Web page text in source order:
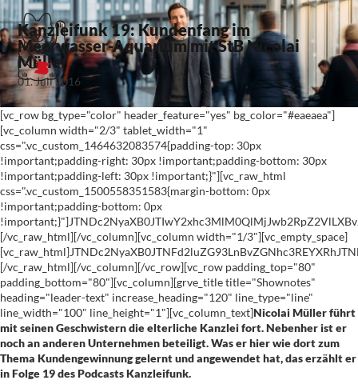
Kanzleifunk 19: Kundenfang im
Meerwasser-Aquarium mit StB Nicolai
Müller
01. Juli 2016
[vc_row bg_type="color" header_feature="yes" bg_color="#eaeaea"]
[vc_column width="2/3" tablet_width="1"
css=".vc_custom_1464632083574{padding-top: 30px
!important;padding-right: 30px !important;padding-bottom: 30px
!important;padding-left: 30px !important;}"][vc_raw_html
css=".vc_custom_1500558351583{margin-bottom: 0px
!important;padding-bottom: 0px
[/vc_raw_html][/vc_column][vc_column width="1/3"][vc_empty_space]
[/vc_raw_html][/vc_column][/vc_row][vc_row padding_top="80"
padding_bottom="80"][vc_column][grve_title title="Shownotes"
heading="leader-text" increase_heading="120" line_type="line"
line_width="100" line_height="1"][vc_column_text]Nicolai Müller führt
mit seinen Geschwistern die elterliche Kanzlei fort. Nebenher ist er
noch an anderen Unternehmen beteiligt. Was er hier wie dort zum
Thema Kundengewinnung gelernt und angewendet hat, das erzählt er
in Folge 19 des Podcasts Kanzleifunk.